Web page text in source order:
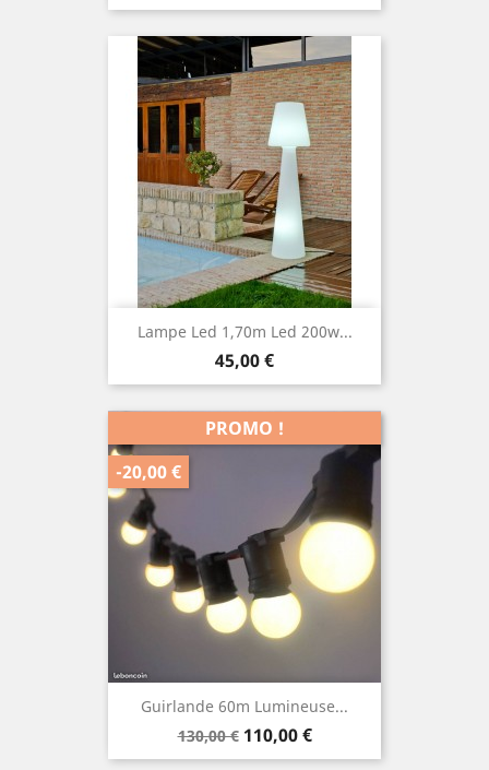
Lampe Led 1,70m Led 200w...
Prix
45,00 €
Guirlande 60m Lumineuse...
Prix
de
130,00 € Prix
110,00 €
PROMO !
-20,00 €